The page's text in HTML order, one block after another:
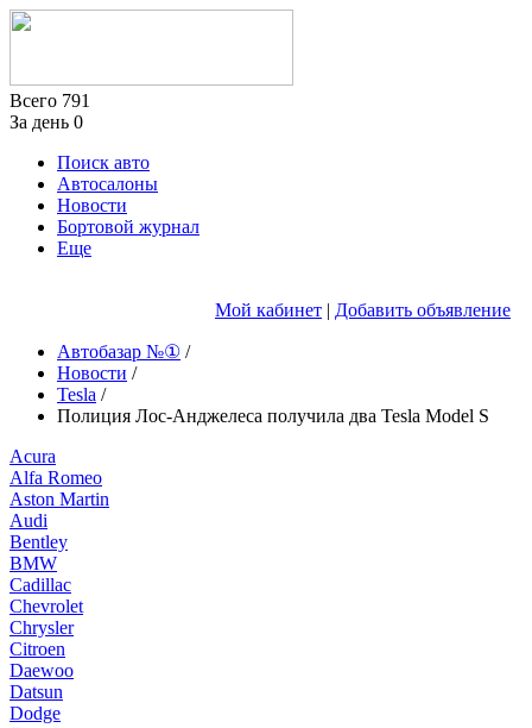
Всего 791
За день 0
Поиск авто
Автосалоны
Новости
Бортовой журнал
Еще
Мой кабинет | Добавить объявление
Автобазар №① /
Новости /
Tesla /
Полиция Лос-Анджелеса получила два Tesla Model S
Acura
Alfa Romeo
Aston Martin
Audi
Bentley
BMW
Cadillac
Chevrolet
Chrysler
Citroen
Daewoo
Datsun
Dodge